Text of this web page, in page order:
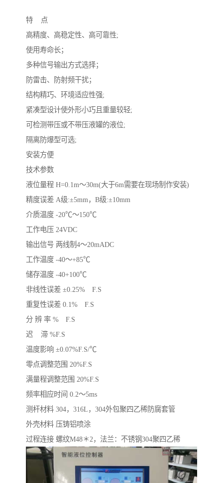
特 点
高精度、高稳定性、高可靠性;
使用寿命长；
多种信号输出方式选择；
防雷击、防射频干扰；
结构精巧、环境适应性强;
紧凑型设计使外形小巧且重量较轻;
可检测带压或不带压液罐的液位;
隔离防爆型可选;
安装方便
技术参数
液位量程 H=0.1m～30m(大于6m需要在现场制作安装)
精度误差 A级:±5mm，B级:±10mm
介质温度 -20℃～150℃
工作电压 24VDC
输出信号 两线制4～20mADC
工作温度 -40～+85℃
储存温度 -40+100℃
非线性误差 ±0.25% F.S
重复性误差 0.1% F.S
分 辨 率 % F.S
迟 滞 %F.S
温度影响 ±0.07%F.S/℃
零点调整范围 20%F.S
满量程调整范围 20%F.S
频率相应时间 0.2～5ms
测杆材料 304，316L，304外包聚四乙稀防腐套管
外壳材料 压铸铝喷涂
过程连接 螺纹M48＊2，法兰：不锈钢304聚四乙稀